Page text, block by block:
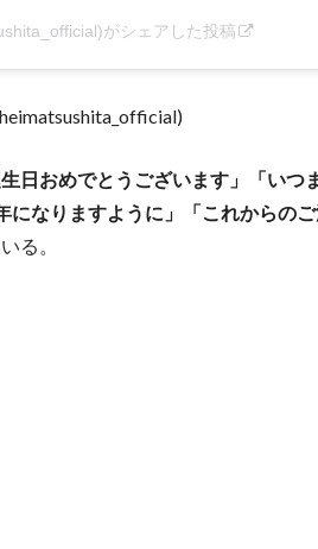
がシェアした投稿
生日おめでとうございます」「い
になりますように」「これからの
る。